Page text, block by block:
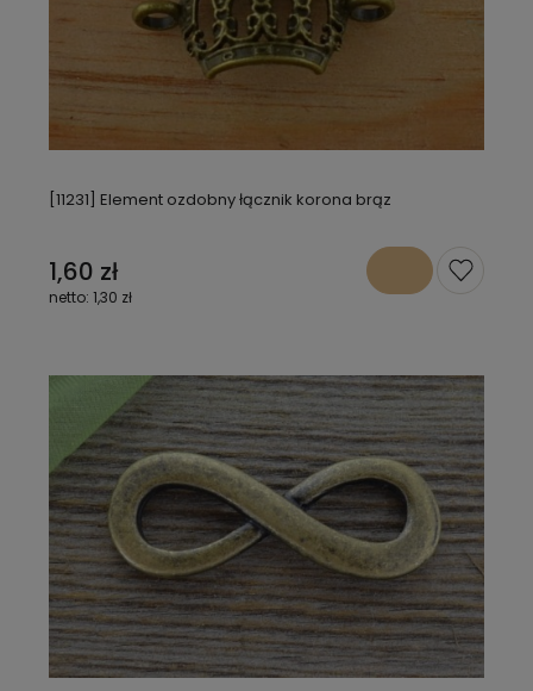
[11231] Element ozdobny łącznik korona brąz
1,60 zł
1,30 zł